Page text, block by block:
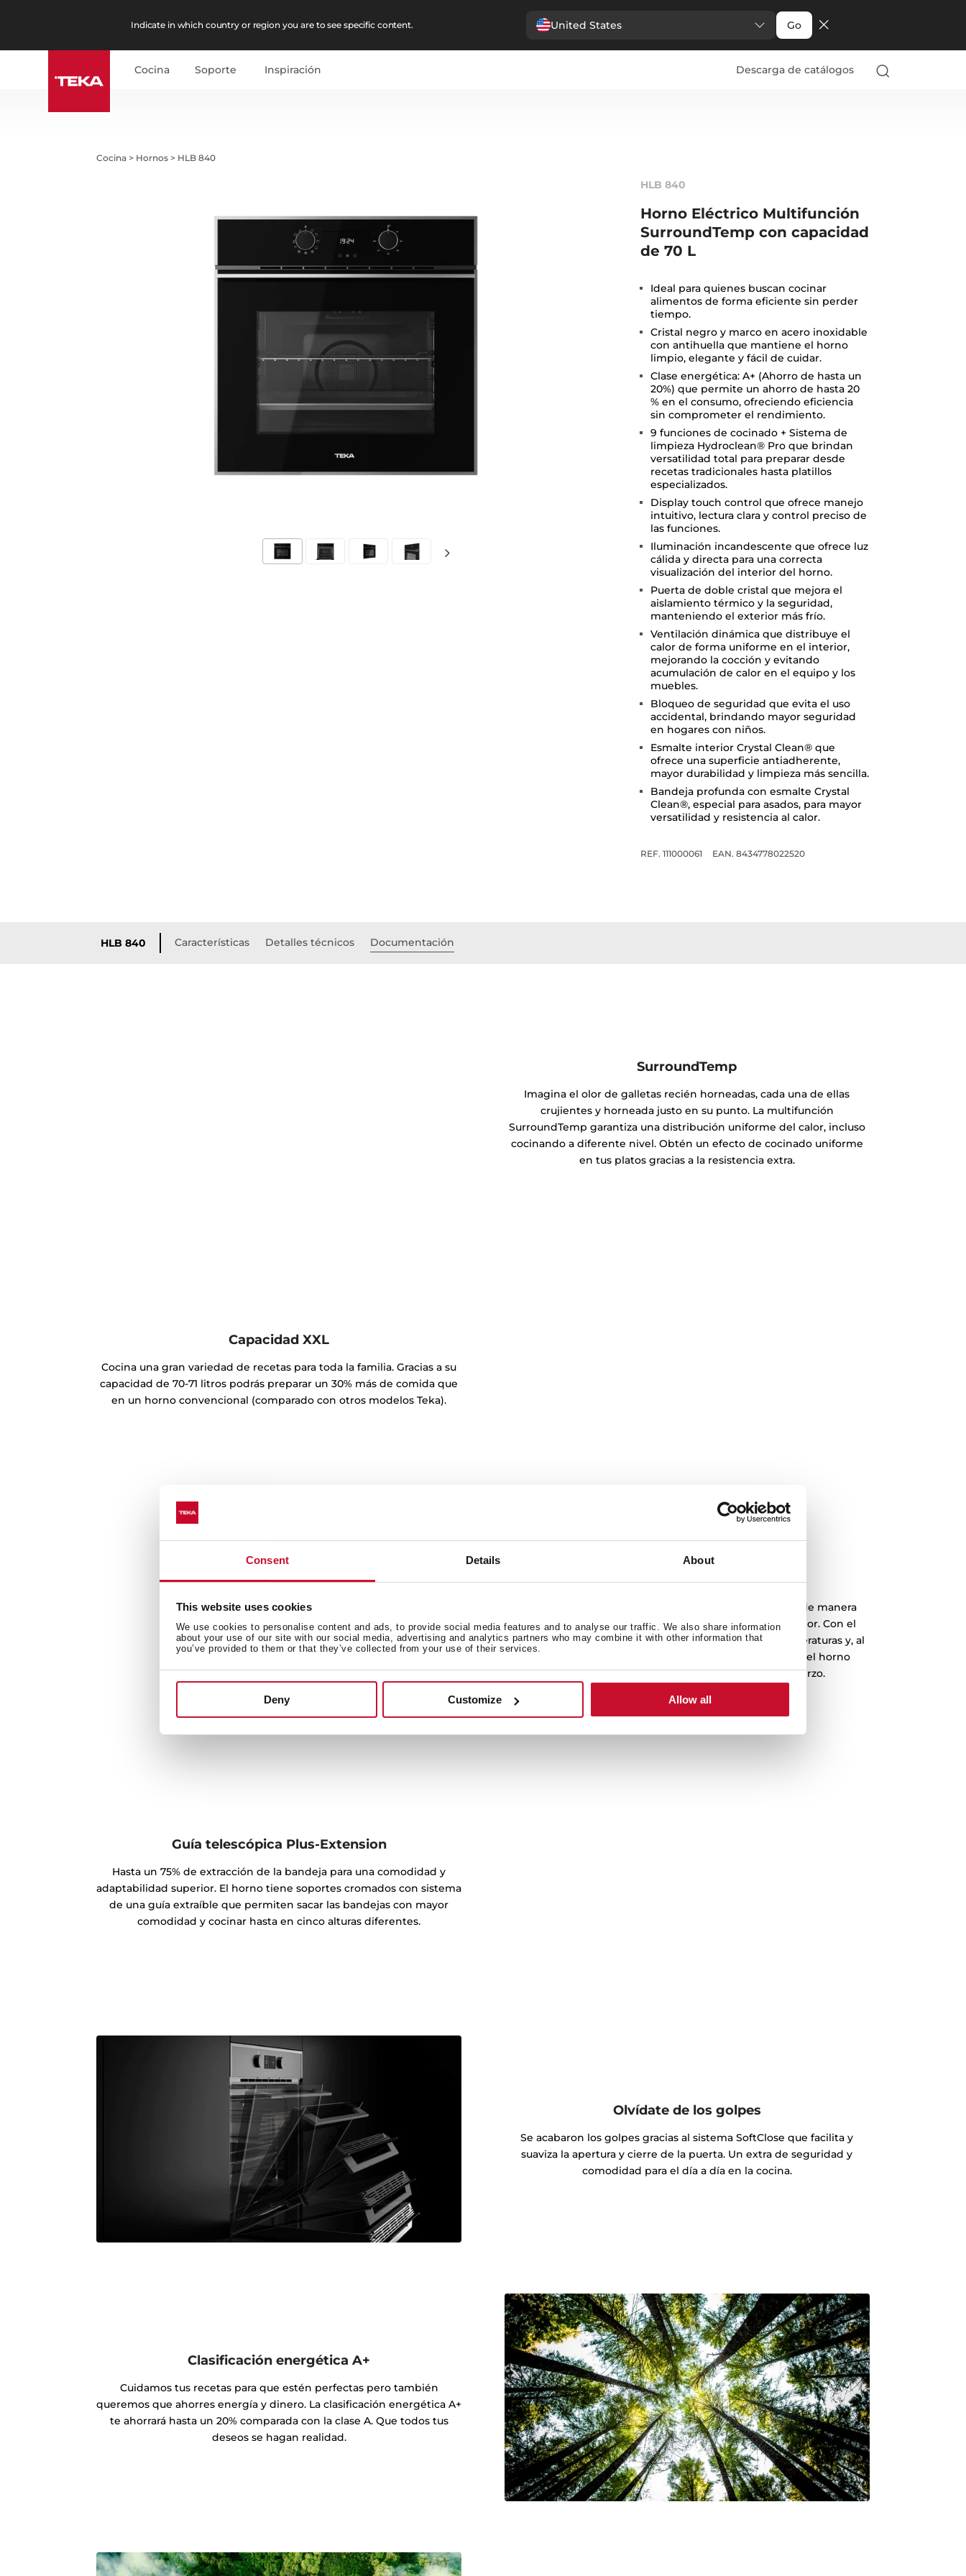
Consent Details About
This website uses cookies
We use cookies to personalise content and ads, to provide social media features and to analyse our traffic. We also share information
about your use of our site with our social media, advertising and analytics partners who may combine it with other information that
you’ve provided to them or that they’ve collected from your use of their services.
Deny Customize Allow all
Indicate in which country or region you are to see specific content. United States Go
Cocina Soporte Inspiración Descarga de catálogos
Cocina > Hornos > HLB 840
HLB 840
Horno Eléctrico Multifunción
SurroundTemp con capacidad
de 70 L
Ideal para quienes buscan cocinar
alimentos de forma eficiente sin perder
tiempo.
Cristal negro y marco en acero inoxidable
con antihuella que mantiene el horno
limpio, elegante y fácil de cuidar.
Clase energética: A+ (Ahorro de hasta un
20%) que permite un ahorro de hasta 20
% en el consumo, ofreciendo eficiencia
sin comprometer el rendimiento.
9 funciones de cocinado + Sistema de
limpieza Hydroclean® Pro que brindan
versatilidad total para preparar desde
recetas tradicionales hasta platillos
especializados.
Display touch control que ofrece manejo
intuitivo, lectura clara y control preciso de
las funciones.
Iluminación incandescente que ofrece luz
cálida y directa para una correcta
visualización del interior del horno.
Puerta de doble cristal que mejora el
aislamiento térmico y la seguridad,
manteniendo el exterior más frío.
Ventilación dinámica que distribuye el
calor de forma uniforme en el interior,
mejorando la cocción y evitando
acumulación de calor en el equipo y los
muebles.
Bloqueo de seguridad que evita el uso
accidental, brindando mayor seguridad
en hogares con niños.
Esmalte interior Crystal Clean® que
ofrece una superficie antiadherente,
mayor durabilidad y limpieza más sencilla.
Bandeja profunda con esmalte Crystal
Clean®, especial para asados, para mayor
versatilidad y resistencia al calor.
REF. 111000061 EAN. 8434778022520
HLB 840 Características Detalles técnicos Documentación
SurroundTemp
Imagina el olor de galletas recién horneadas, cada una de ellas
crujientes y horneada justo en su punto. La multifunción
SurroundTemp garantiza una distribución uniforme del calor, incluso
cocinando a diferente nivel. Obtén un efecto de cocinado uniforme
en tus platos gracias a la resistencia extra.
Capacidad XXL
Cocina una gran variedad de recetas para toda la familia. Gracias a su
capacidad de 70-71 litros podrás preparar un 30% más de comida que
en un horno convencional (comparado con otros modelos Teka).
Sistema de fácil limpieza
Gracias al sistema HydroClean podrás limpiar tu horno de manera
rápida, eficaz y con un mínimo consumo a través de vapor. Con el
sistema de limpieza aquálisis, el agua alcanza altas temperaturas y, al
convertirse en vapor, reblandece la grasa adherida en el horno
permitiendo una limpieza más sencilla y sin esfuerzo.
Guía telescópica Plus-Extension
Hasta un 75% de extracción de la bandeja para una comodidad y
adaptabilidad superior. El horno tiene soportes cromados con sistema
de una guía extraíble que permiten sacar las bandejas con mayor
comodidad y cocinar hasta en cinco alturas diferentes.
Olvídate de los golpes
Se acabaron los golpes gracias al sistema SoftClose que facilita y
suaviza la apertura y cierre de la puerta. Un extra de seguridad y
comodidad para el día a día en la cocina.
Clasificación energética A+
Cuidamos tus recetas para que estén perfectas pero también
queremos que ahorres energía y dinero. La clasificación energética A+
te ahorrará hasta un 20% comparada con la clase A. Que todos tus
deseos se hagan realidad.